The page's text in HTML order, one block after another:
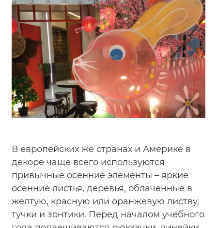
В европейских же странах и Америке в
декоре чаще всего используются
привычные осенние элементы – яркие
осенние листья, деревья, облаченные в
желтую, красную или оранжевую листву,
тучки и зонтики. Перед началом учебного